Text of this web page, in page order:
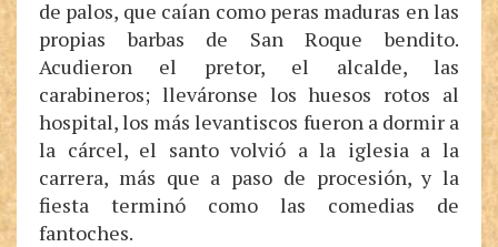
de palos, que caían como peras maduras en las
propias barbas de San Roque bendito.
Acudieron el pretor, el alcalde, las
carabineros; lleváronse los huesos rotos al
hospital, los más levantiscos fueron a dormir a
la cárcel, el santo volvió a la iglesia a la
carrera, más que a paso de procesión, y la
fiesta terminó como las comedias de
fantoches.